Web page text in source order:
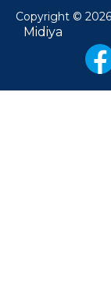
Copyright ©
Midiya